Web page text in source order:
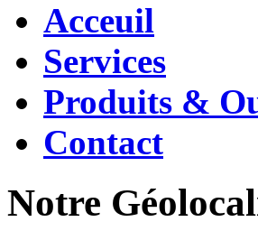
Acceuil
Services
Produits &
Contact
Notre